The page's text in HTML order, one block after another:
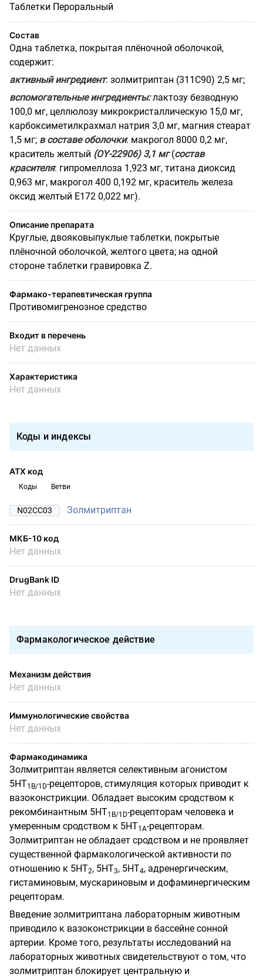
Таблетки Пероральный
Состав
Одна таблетка, покрытая плёночной оболочкой,
содержит:
активный ингредиент: золмитриптан (311С90) 2,5 мг;
вспомогательные ингредиенты:лактозу безводную
100,0 мг, целлюлозу микрокристаллическую 15,0 мг,
карбоксиметилкрахмал натрия 3,0 мг, магния стеарат
1,5 мг; в составе оболочки: макрогол 8000 0,2 мг,
краситель желтый (OY-22906) 3,1 мг(состав
красителя: гипромеллоза 1,923 мг, титана диоксид
0,963 мг, макрогол 400 0,192 мг, краситель железа
оксид желтый Е172 0,022 мг).
Описание препарата
Круглые, двояковыпуклые таблетки, покрытые
плёночной оболочкой, желтого цвета; на одной
стороне таблетки гравировка Z.
Фармако-терапевтическая группа
Противомигренозное средство
Входит в перечень
Нет данных
Характеристика
Нет данных
Коды и индексы
АТХ код
Коды Ветви
N02CC03 Золмитриптан
МКБ-10 код
Нет данных
DrugBank ID
Нет данных
Фармакологическое действие
Механизм действия
Нет данных
Иммунологические свойства
Нет данных
Фармакодинамика
Золмитриптан является селективным агонистом
5НТ1 B/1D-рецепторов, стимуляция которых приводит к
вазоконстрикции. Обладает высоким сродством к
рекомбинантным 5НТ1 B/1D-рецепторам человека и
умеренным сродством к 5НТ1А-рецепторам.
Золмитриптан не обладает сродством и не проявляет
существенной фармакологической активности по
отношению к 5НТ2, 5НТ3, 5НТ4, адренергическим,
гистаминовым, мускариновым и дофаминергическим
рецепторам.
Введение золмитриптана лабораторным животным
приводило к вазоконстрикции в бассейне сонной
артерии. Кроме того, результаты исследований на
лабораторных животных свидетельствуют о том, что
золмитриптан блокирует центральную и